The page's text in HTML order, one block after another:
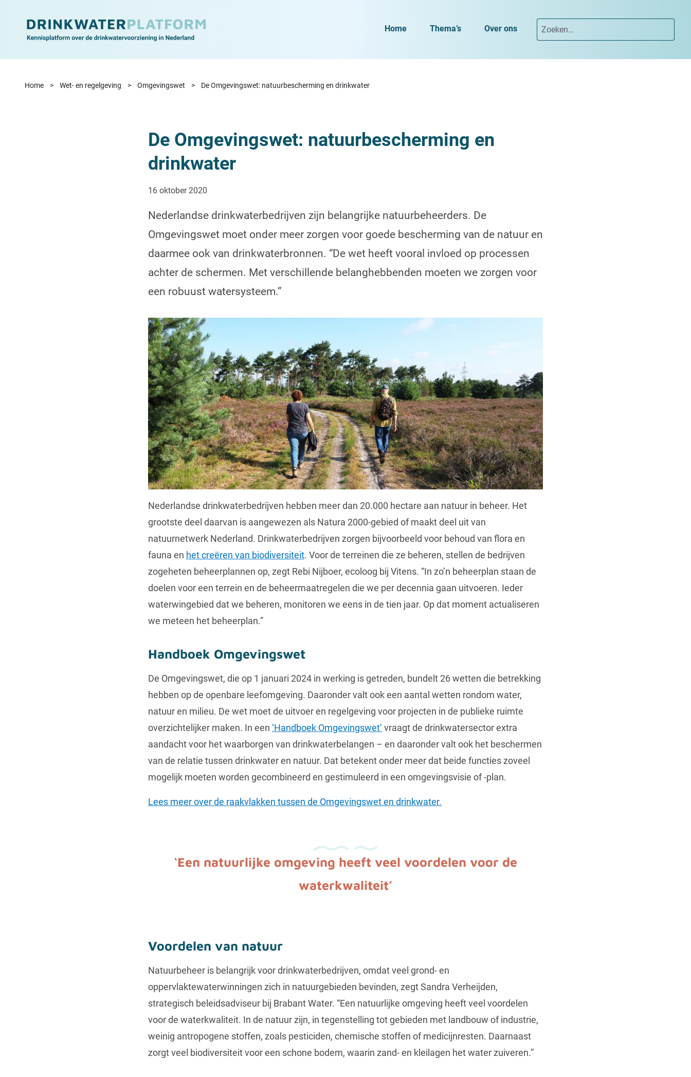
Home Thema’s Over ons
Home Wet- en regelgeving Omgevingswet De Omgevingswet: natuurbescherming en drinkwater
De Omgevingswet: natuurbescherming en
drinkwater
16 oktober 2020
Nederlandse drinkwaterbedrijven zijn belangrijke natuurbeheerders. De
Omgevingswet moet onder meer zorgen voor goede bescherming van de natuur en
daarmee ook van drinkwaterbronnen. “De wet heeft vooral invloed op processen
achter de schermen. Met verschillende belanghebbenden moeten we zorgen voor
een robuust watersysteem.”
Nederlandse drinkwaterbedrijven hebben meer dan 20.000 hectare aan natuur in beheer. Het
grootste deel daarvan is aangewezen als Natura 2000-gebied of maakt deel uit van
natuurnetwerk Nederland. Drinkwaterbedrijven zorgen bijvoorbeeld voor behoud van flora en
fauna en het creëren van biodiversiteit. Voor de terreinen die ze beheren, stellen de bedrijven
zogeheten beheerplannen op, zegt Rebi Nijboer, ecoloog bij Vitens. “In zo’n beheerplan staan de
doelen voor een terrein en de beheermaatregelen die we per decennia gaan uitvoeren. Ieder
waterwingebied dat we beheren, monitoren we eens in de tien jaar. Op dat moment actualiseren
we meteen het beheerplan.”
Handboek Omgevingswet
De Omgevingswet, die op 1 januari 2024 in werking is getreden, bundelt 26 wetten die betrekking
hebben op de openbare leefomgeving. Daaronder valt ook een aantal wetten rondom water,
natuur en milieu. De wet moet de uitvoer en regelgeving voor projecten in de publieke ruimte
overzichtelijker maken. In een ‘Handboek Omgevingswet’ vraagt de drinkwatersector extra
aandacht voor het waarborgen van drinkwaterbelangen – en daaronder valt ook het beschermen
van de relatie tussen drinkwater en natuur. Dat betekent onder meer dat beide functies zoveel
mogelijk moeten worden gecombineerd en gestimuleerd in een omgevingsvisie of -plan.
Lees meer over de raakvlakken tussen de Omgevingswet en drinkwater.
‘Een natuurlijke omgeving heeft veel voordelen voor de
waterkwaliteit’
Voordelen van natuur
Natuurbeheer is belangrijk voor drinkwaterbedrijven, omdat veel grond- en
oppervlaktewaterwinningen zich in natuurgebieden bevinden, zegt Sandra Verheijden,
strategisch beleidsadviseur bij Brabant Water. “Een natuurlijke omgeving heeft veel voordelen
voor de waterkwaliteit. In de natuur zijn, in tegenstelling tot gebieden met landbouw of industrie,
weinig antropogene stoffen, zoals pesticiden, chemische stoffen of medicijnresten. Daarnaast
zorgt veel biodiversiteit voor een schone bodem, waarin zand- en kleilagen het water zuiveren.”